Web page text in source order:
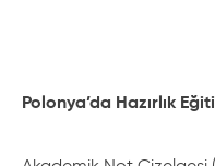
Polonya’da Hazırlık